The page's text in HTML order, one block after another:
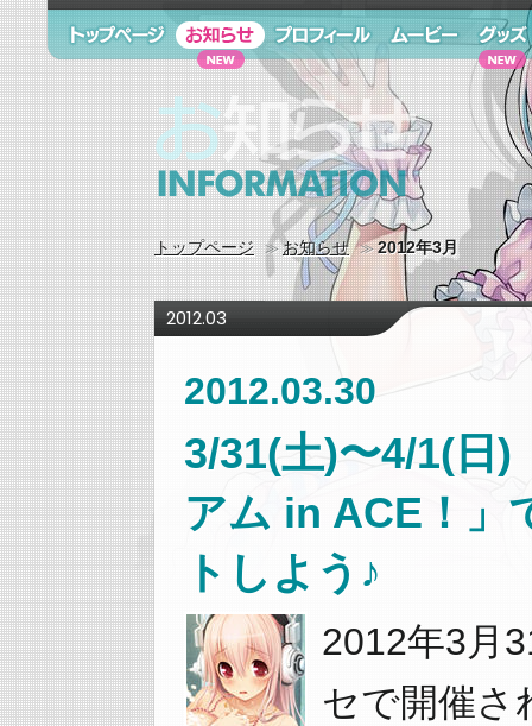
お知らせ information
トップページ
お知らせ 2012年3月
2012.03
2012.03.30
3/31(土)〜4/1(日
アム in ACE！」
トしよう♪
2012年3月
セで開催さ
トップページ お知らせ プロフィール ムービー グッズ